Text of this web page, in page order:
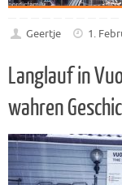
Geertje 1.
Langlauf in
wahren